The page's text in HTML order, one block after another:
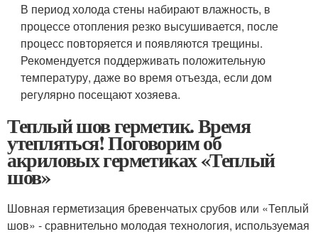
В период холода стены набирают влажность, в
процессе отопления резко высушивается, после
процесс повторяется и появляются трещины.
Рекомендуется поддерживать положительную
температуру, даже во время отъезда, если дом
регулярно посещают хозяева.
Теплый шов герметик. Время
утепляться! Поговорим об
акриловых герметиках «Теплый
шов»
Шовная герметизация бревенчатых срубов или «Теплый
шов» - сравнительно молодая технология, используемая